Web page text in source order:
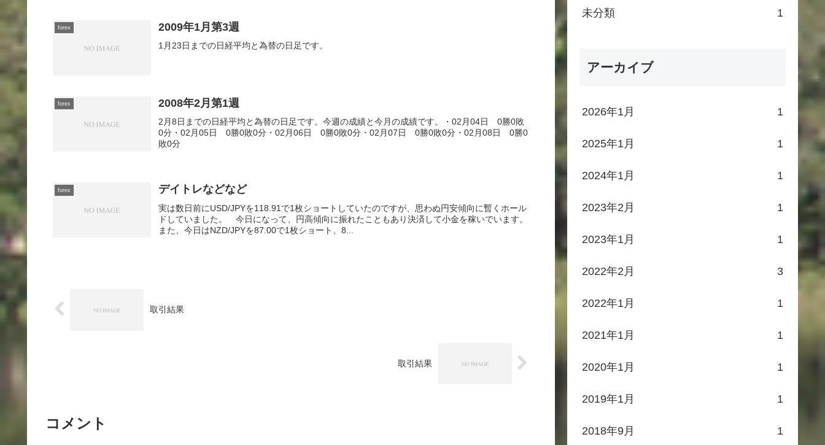
forex 2009年1月第3週
1月23日までの日経平均と為替の日足です。
forex 2008年2月第1週
2月8日までの日経平均と為替の日足です。今週の成績と今月の成績です。・02月04日 0勝0敗
0分・02月05日 0勝0敗0分・02月06日 0勝0敗0分・02月07日 0勝0敗0分・02月08日 0勝0
敗0分
forex デイトレなどなど
実は数日前にUSD/JPYを118.91で1枚ショートしていたのですが、思わぬ円安傾向に暫くホール
ドしていました。 今日になって、円高傾向に振れたこともあり決済して小金を稼いでいます。
また、今日はNZD/JPYを87.00で1枚ショート、8...
取引結果
取引結果
コメント
未分類 1
アーカイブ
2026年1月 1
2025年1月 1
2024年1月 1
2023年2月 1
2023年1月 1
2022年2月 3
2022年1月 1
2021年1月 1
2020年1月 1
2019年1月 1
2018年9月 1